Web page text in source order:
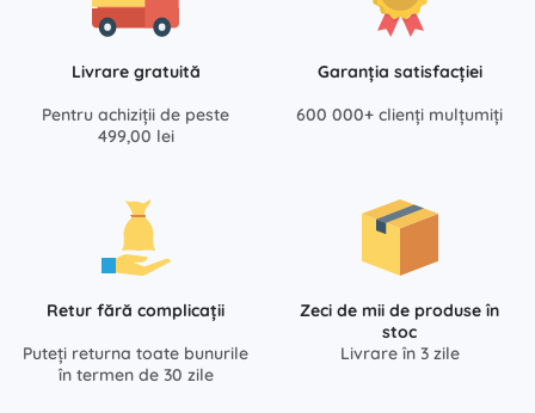
Livrare gratuită
Pentru achiziții de peste
499,00 lei
Garanția satisfacției
600 000+ clienți mulțumiți
Retur fără complicații
Puteți returna toate bunurile
în termen de 30 zile
Zeci de mii de produse în
stoc
Livrare în 3 zile